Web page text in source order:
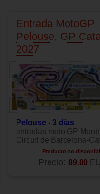
Entrada MotoGP
Pelouse, GP
2027
Pelouse - 3 días
entradas moto GP
Circuit de Barcelona-
Producto no
Precio: 89.00